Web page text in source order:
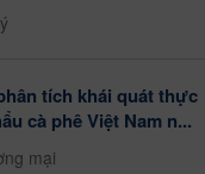
tích khái quát thực
cà phê Việt Nam n...
mại